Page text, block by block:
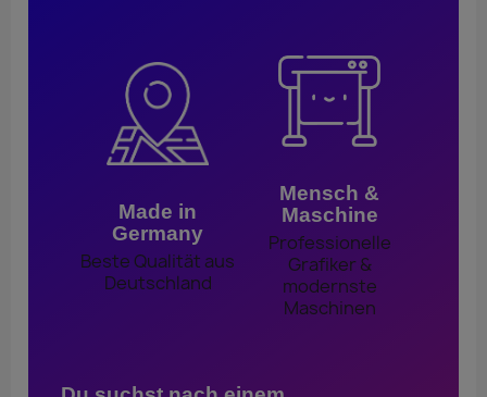
Made in
Germany
Beste Qualität aus
Deutschland
Mensch &
Maschine
Professionelle
Grafiker &
modernste
Maschinen